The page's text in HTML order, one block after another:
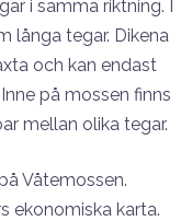
i samma riktning. I
långa tegar. Dikena
och kan endast
på mossen finns
mellan olika tegar.
Våtemossen.
ekonomiska karta.